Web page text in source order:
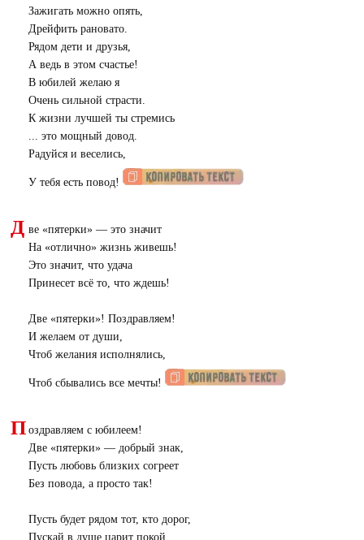
Зажигать можно опять,
Дрейфить рановато.
Рядом дети и друзья,
А ведь в этом счастье!
В юбилей желаю я
Очень сильной страсти.
К жизни лучшей ты стремись
... это мощный довод.
Радуйся и веселись,
У тебя есть повод!
Д ве «пятерки» — это значит
На «отлично» жизнь живешь!
Это значит, что удача
Принесет всё то, что ждешь!
Две «пятерки»! Поздравляем!
И желаем от души,
Чтоб желания исполнялись,
Чтоб сбывались все мечты!
П оздравляем с юбилеем!
Две «пятерки» — добрый знак,
Пусть любовь близких согреет
Без повода, а просто так!
Пусть будет рядом тот, кто дорог,
Пускай в душе царит покой,